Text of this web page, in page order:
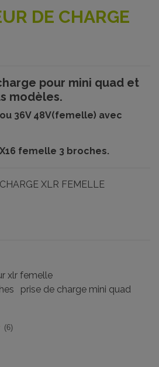
DE CHARGE
pour mini quad et
modèles.
36V 48V(femelle) avec
femelle 3 broches.
XLR FEMELLE
xlr femelle
prise de charge mini quad
(6)